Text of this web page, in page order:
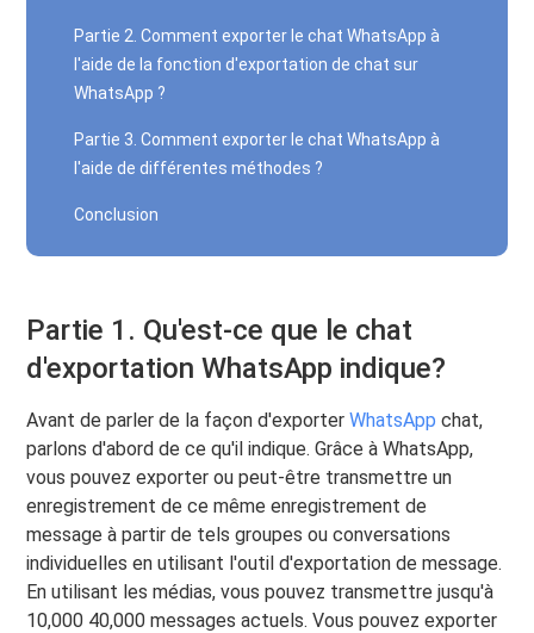
Partie 2. Comment exporter le chat WhatsApp à
l'aide de la fonction d'exportation de chat sur
WhatsApp ?
Partie 3. Comment exporter le chat WhatsApp à
l'aide de différentes méthodes ?
Conclusion
Partie 1. Qu'est-ce que le chat
d'exportation WhatsApp indique?
Avant de parler de la façon d'exporterWhatsApp chat,
parlons d'abord de ce qu'il indique. Grâce à WhatsApp,
vous pouvez exporter ou peut-être transmettre un
enregistrement de ce même enregistrement de
message à partir de tels groupes ou conversations
individuelles en utilisant l'outil d'exportation de message.
En utilisant les médias, vous pouvez transmettre jusqu'à
10,000 40,000 messages actuels. Vous pouvez exporter